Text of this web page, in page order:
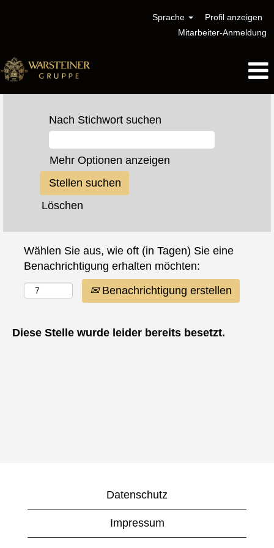
Sprache
Profil anzeigen
Mitarbeiter-Anmeldung
Nach Stichwort suchen
Mehr Optionen anzeigen
Löschen
Wählen Sie aus, wie oft (in Tagen) Sie eine
Benachrichtigung erhalten möchten:
Benachrichtigung erstellen
Diese Stelle wurde leider bereits besetzt.
Datenschutz
Impressum